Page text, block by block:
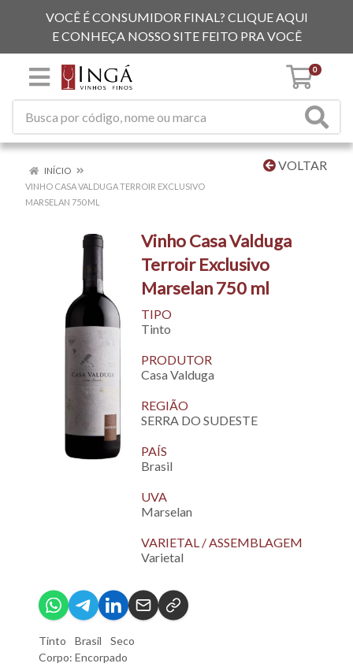
VOCÊ É CONSUMIDOR FINAL? CLIQUE AQUI
E CONHEÇA NOSSO SITE FEITO PRA VOCÊ
0
VOLTAR
INÍCIO
VINHO CASA VALDUGA TERROIR EXCLUSIVO
MARSELAN 750 ML
Vinho Casa Valduga
Terroir Exclusivo
Marselan 750 ml
TIPO
Tinto
PRODUTOR
Casa Valduga
REGIÃO
SERRA DO SUDESTE
PAÍS
Brasil
UVA
Marselan
VARIETAL / ASSEMBLAGEM
Varietal
Tinto Brasil
Seco
Corpo: Encorpado